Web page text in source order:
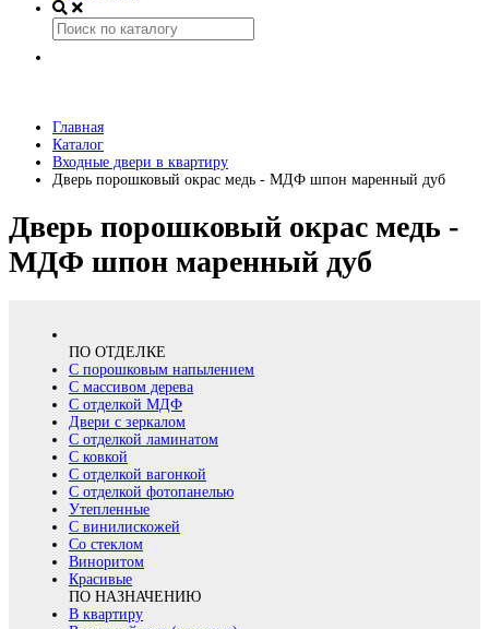
Главная
Каталог
Входные двери в квартиру
Дверь порошковый окрас медь - МДФ шпон маренный дуб
Дверь порошковый окрас медь -
МДФ шпон маренный дуб
ПО ОТДЕЛКЕ
С порошковым напылением
С массивом дерева
С отделкой МДФ
Двери с зеркалом
С отделкой ламинатом
С ковкой
С отделкой вагонкой
С отделкой фотопанелью
Утепленные
С винилискожей
Со стеклом
Виноритом
Красивые
ПО НАЗНАЧЕНИЮ
В квартиру